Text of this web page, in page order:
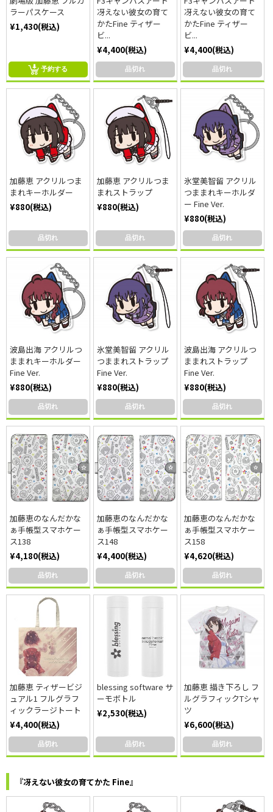
ラーパスケース
¥1,430(税込)
予約する
冴えない彼女の育て
かたFine ティザー
ビ...
¥4,400(税込)
品切れ
冴えない彼女の育て
かたFine ティザー
ビ...
¥4,400(税込)
品切れ
加藤恵 アクリルつま
まれキーホルダー
¥880(税込)
品切れ
加藤恵 アクリルつま
まれストラップ
¥880(税込)
品切れ
氷堂美智留 アクリル
つままれキーホルダ
ー Fine Ver.
¥880(税込)
品切れ
波島出海 アクリルつ
ままれキーホルダー
Fine Ver.
¥880(税込)
品切れ
氷堂美智留 アクリル
つままれストラップ
Fine Ver.
¥880(税込)
品切れ
波島出海 アクリルつ
ままれストラップ
Fine Ver.
¥880(税込)
品切れ
加藤恵のなんだかな
ぁ手帳型スマホケー
ス138
¥4,180(税込)
品切れ
加藤恵のなんだかな
ぁ手帳型スマホケー
ス148
¥4,400(税込)
品切れ
加藤恵のなんだかな
ぁ手帳型スマホケー
ス158
¥4,620(税込)
品切れ
加藤恵 ティザービジ
ュアル1 フルグラフ
ィックラージトート
¥4,400(税込)
品切れ
blessing software サ
ーモボトル
¥2,530(税込)
品切れ
加藤恵 描き下ろし フ
ルグラフィックTシャ
ツ
¥6,600(税込)
品切れ
『冴えない彼女の育てかた Fine』